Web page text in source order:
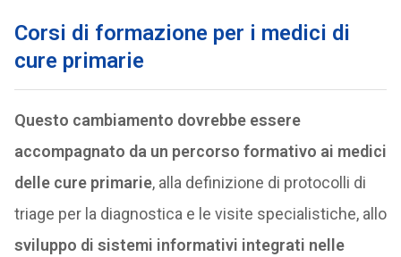
Corsi di formazione per i medici di
cure primarie
Questo cambiamento dovrebbe essere
accompagnato da un percorso formativo ai medici
delle cure primarie, alla definizione di protocolli di
triage per la diagnostica e le visite specialistiche, allo
sviluppo di sistemi informativi integrati nelle